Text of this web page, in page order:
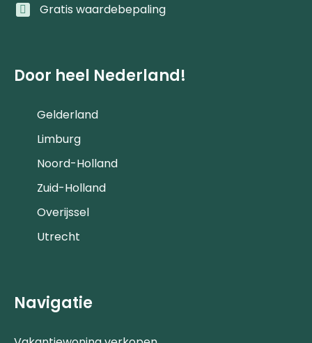
Gratis waardebepaling
Door heel Nederland!
Gelderland
Limburg
Noord-Holland
Zuid-Holland
Overijssel
Utrecht
Navigatie